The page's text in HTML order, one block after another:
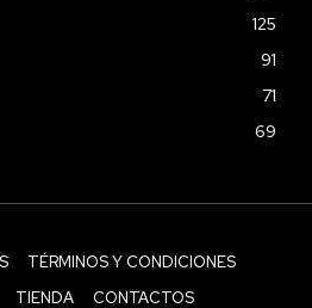
125
91
71
69
TÉRMINOS Y CONDICIONES
TIENDA CONTACTOS